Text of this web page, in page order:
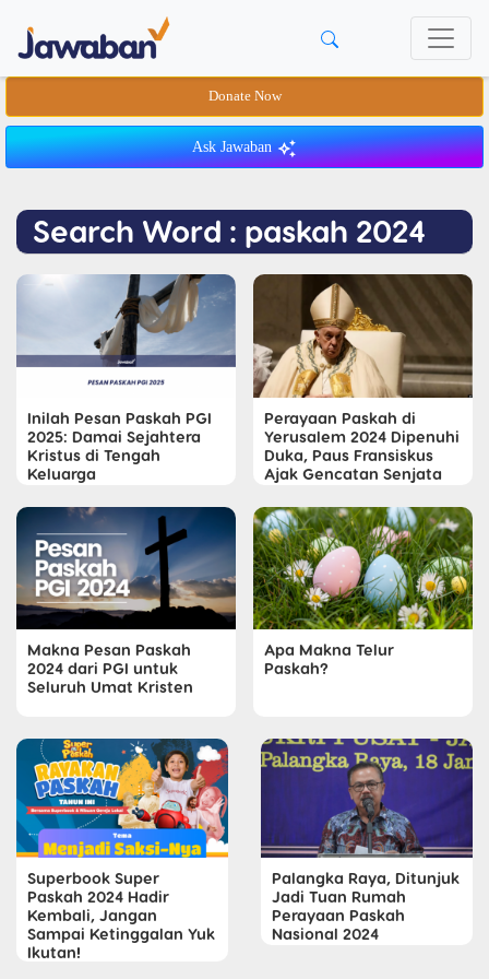
Donate Now
Ask Jawaban
Search Word : paskah 2024
Inilah Pesan Paskah PGI
2025: Damai Sejahtera
Kristus di Tengah
Keluarga
Perayaan Paskah di
Yerusalem 2024 Dipenuhi
Duka, Paus Fransiskus
Ajak Gencatan Senjata
Makna Pesan Paskah
2024 dari PGI untuk
Seluruh Umat Kristen
Apa Makna Telur
Paskah?
Superbook Super
Paskah 2024 Hadir
Kembali, Jangan
Sampai Ketinggalan Yuk
Ikutan!
Palangka Raya, Ditunjuk
Jadi Tuan Rumah
Perayaan Paskah
Nasional 2024